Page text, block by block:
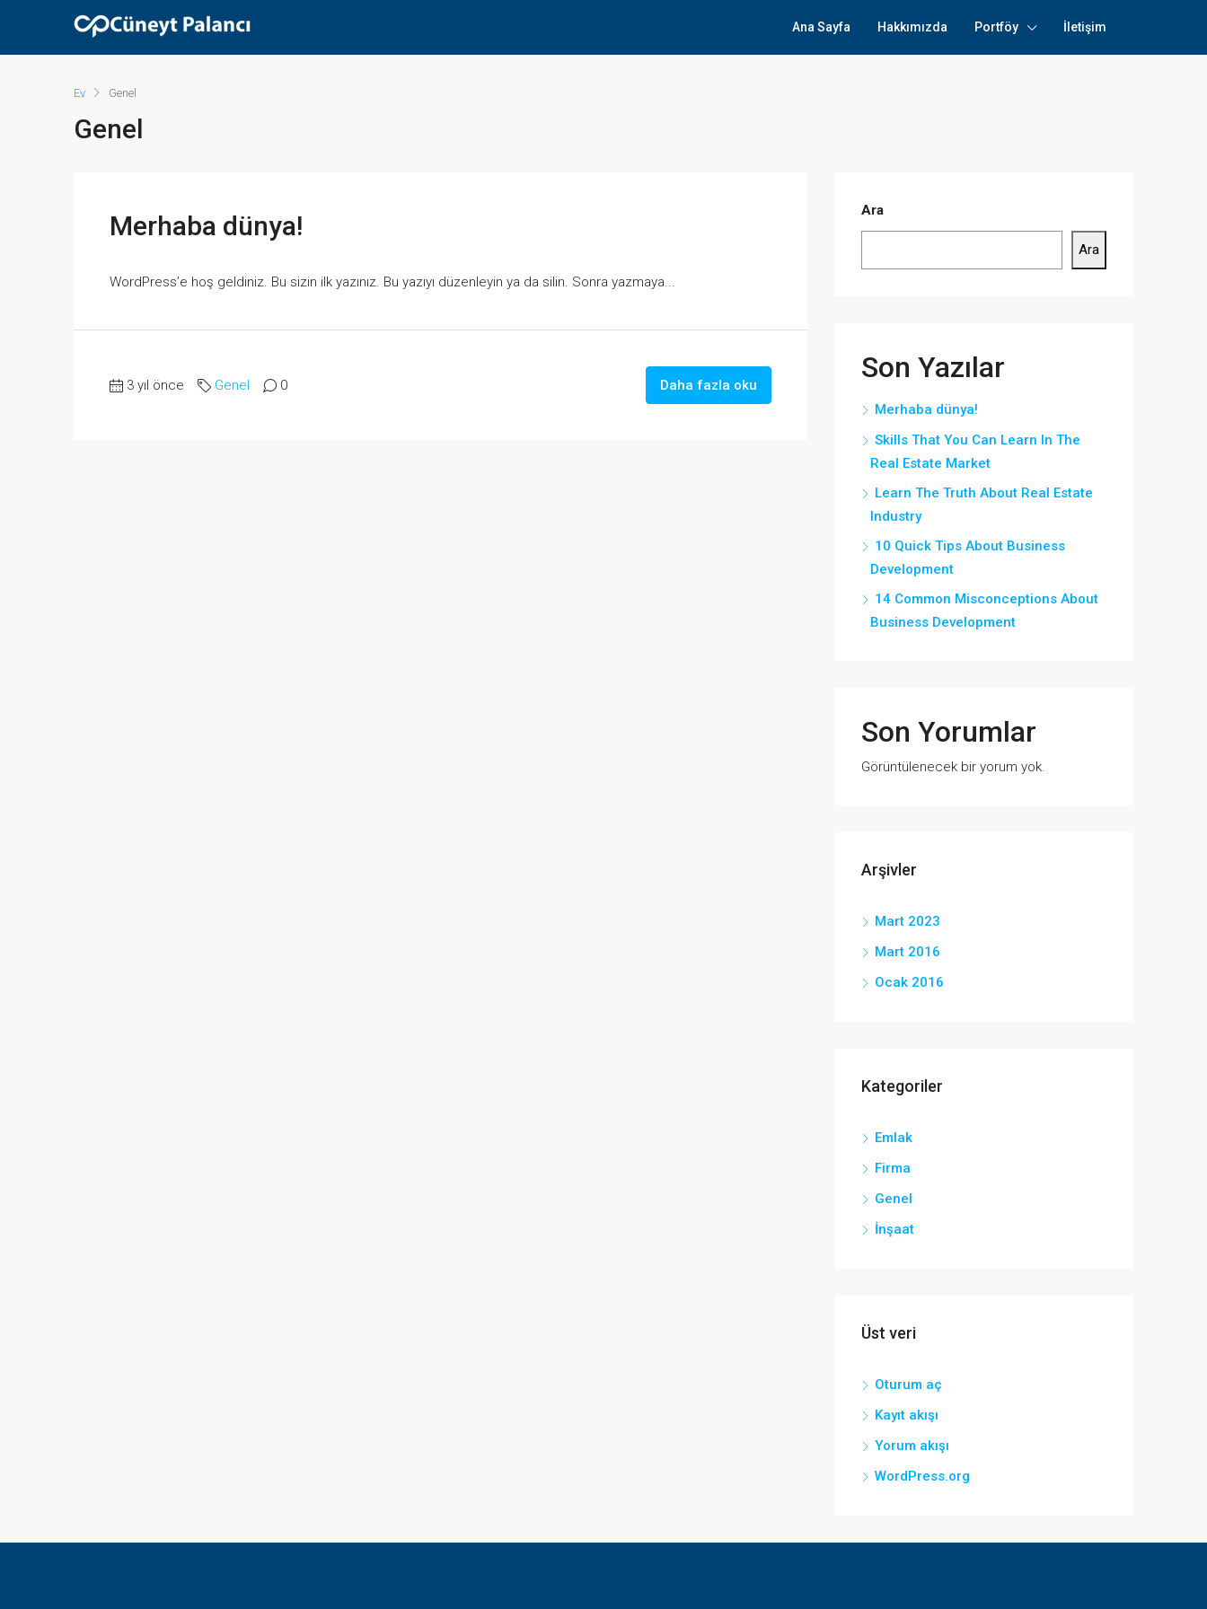
Ana Sayfa Hakkımızda Portföy İletişim
Ev Genel
Genel
Merhaba dünya!
WordPress’e hoş geldiniz. Bu sizin ilk yazınız. Bu yazıyı düzenleyin ya da silin. Sonra yazmaya...
3 yıl önce Genel 0 Daha fazla oku
Ara
Ara
Son Yazılar
Merhaba dünya!
Skills That You Can Learn In The
Real Estate Market
Learn The Truth About Real Estate
Industry
10 Quick Tips About Business
Development
14 Common Misconceptions About
Business Development
Son Yorumlar
Görüntülenecek bir yorum yok.
Arşivler
Mart 2023
Mart 2016
Ocak 2016
Kategoriler
Emlak
Firma
Genel
İnşaat
Üst veri
Oturum aç
Kayıt akışı
Yorum akışı
WordPress.org